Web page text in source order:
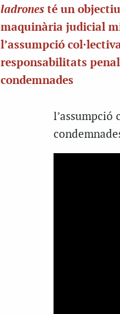
ladrones té un
maquinària judicial
l’assumpció
responsabilitats
condemnades
l’assumpció